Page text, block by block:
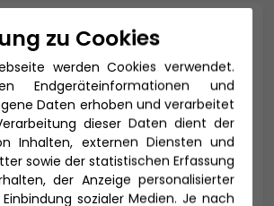
zu Cookies
werden Cookies verwendet.
Endgeräteinformationen und
Daten erhoben und verarbeitet
dieser Daten dient der
Inhalten, externen Diensten und
sowie der statistischen Erfassung
der Anzeige personalisierter
sozialer Medien. Je nach